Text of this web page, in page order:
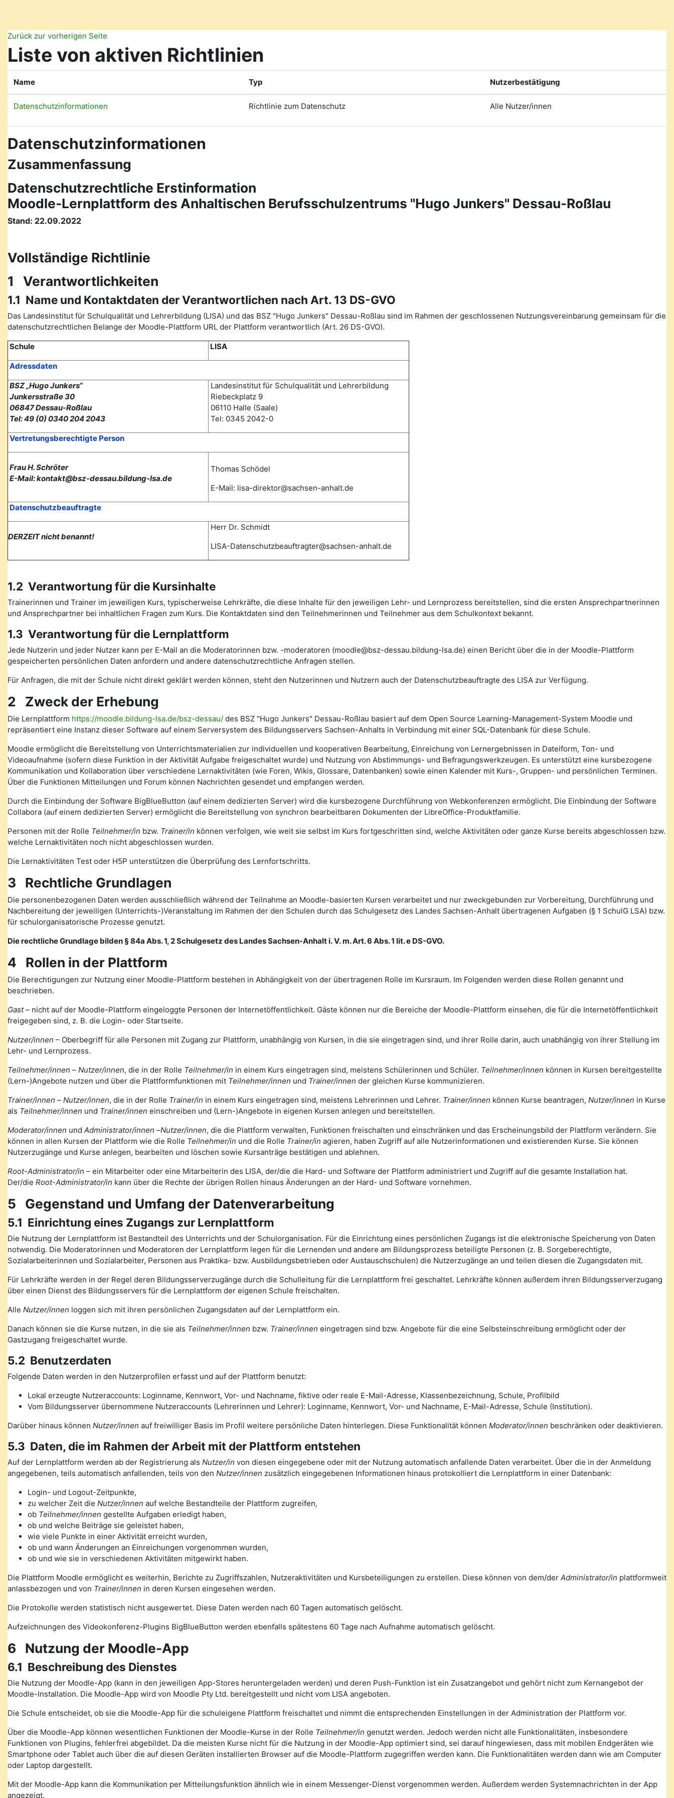
Zurück zur vorherigen Seite
Liste von aktiven Richtlinien
Name Typ Nutzerbestätigung
Datenschutzinformationen Richtlinie zum Datenschutz Alle Nutzer/innen
Datenschutzinformationen
Zusammenfassung
Datenschutzrechtliche Erstinformation
Moodle-Lernplattform des Anhaltischen Berufsschulzentrums "Hugo Junkers" Dessau-Roßlau
Stand: 22.09.2022
Vollständige Richtlinie
1 Verantwortlichkeiten
1.1 Name und Kontaktdaten der Verantwortlichen nach Art. 13 DS-GVO
Das Landesinstitut für Schulqualität und Lehrerbildung (LISA) und das BSZ "Hugo Junkers" Dessau-Roßlau sind im Rahmen der geschlossenen Nutzungsvereinbarung gemeinsam für die
datenschutzrechtlichen Belange der Moodle-Plattform URL der Plattform verantwortlich (Art. 26 DS-GVO).
Schule LISA
Adressdaten
BSZ „Hugo Junkers“
Junkersstraße 30
06847 Dessau-Roßlau
Tel: 49 (0) 0340 204 2043
Landesinstitut für Schulqualität und Lehrerbildung
Riebeckplatz 9
06110 Halle (Saale)
Tel: 0345 2042-0
Vertretungsberechtigte Person
Frau H. Schröter
E-Mail: kontakt@bsz-dessau.bildung-lsa.de
Thomas Schödel
E-Mail: lisa-direktor@sachsen-anhalt.de
Datenschutzbeauftragte
DERZEIT nicht benannt!
Herr Dr. Schmidt
LISA-Datenschutzbeauftragter@sachsen-anhalt.de
1.2 Verantwortung für die Kursinhalte
Trainerinnen und Trainer im jeweiligen Kurs, typischerweise Lehrkräfte, die diese Inhalte für den jeweiligen Lehr- und Lernprozess bereitstellen, sind die ersten Ansprechpartnerinnen
und Ansprechpartner bei inhaltlichen Fragen zum Kurs. Die Kontaktdaten sind den Teilnehmerinnen und Teilnehmer aus dem Schulkontext bekannt.
1.3 Verantwortung für die Lernplattform
Jede Nutzerin und jeder Nutzer kann per E-Mail an die Moderatorinnen bzw. -moderatoren (moodle@bsz-dessau.bildung-lsa.de) einen Bericht über die in der Moodle-Plattform
gespeicherten persönlichen Daten anfordern und andere datenschutzrechtliche Anfragen stellen.
Für Anfragen, die mit der Schule nicht direkt geklärt werden können, steht den Nutzerinnen und Nutzern auch der Datenschutzbeauftragte des LISA zur Verfügung.
2 Zweck der Erhebung
Die Lernplattform https://moodle.bildung-lsa.de/bsz-dessau/ des BSZ "Hugo Junkers" Dessau-Roßlau basiert auf dem Open Source Learning-Management-System Moodle und
repräsentiert eine Instanz dieser Software auf einem Serversystem des Bildungsservers Sachsen-Anhalts in Verbindung mit einer SQL-Datenbank für diese Schule.
Moodle ermöglicht die Bereitstellung von Unterrichtsmaterialien zur individuellen und kooperativen Bearbeitung, Einreichung von Lernergebnissen in Dateiform, Ton- und
Videoaufnahme (sofern diese Funktion in der Aktivität Aufgabe freigeschaltet wurde) und Nutzung von Abstimmungs- und Befragungswerkzeugen. Es unterstützt eine kursbezogene
Kommunikation und Kollaboration über verschiedene Lernaktivitäten (wie Foren, Wikis, Glossare, Datenbanken) sowie einen Kalender mit Kurs-, Gruppen- und persönlichen Terminen.
Über die Funktionen Mitteilungen und Forum können Nachrichten gesendet und empfangen werden.
Durch die Einbindung der Software BigBlueButton (auf einem dedizierten Server) wird die kursbezogene Durchführung von Webkonferenzen ermöglicht. Die Einbindung der Software
Collabora (auf einem dedizierten Server) ermöglicht die Bereitstellung von synchron bearbeitbaren Dokumenten der LibreOffice-Produktfamilie.
Personen mit der Rolle Teilnehmer/in bzw. Trainer/in können verfolgen, wie weit sie selbst im Kurs fortgeschritten sind, welche Aktivitäten oder ganze Kurse bereits abgeschlossen bzw.
welche Lernaktivitäten noch nicht abgeschlossen wurden.
Die Lernaktivitäten Test oder H5P unterstützen die Überprüfung des Lernfortschritts.
3 Rechtliche Grundlagen
Die personenbezogenen Daten werden ausschließlich während der Teilnahme an Moodle-basierten Kursen verarbeitet und nur zweckgebunden zur Vorbereitung, Durchführung und
Nachbereitung der jeweiligen (Unterrichts-)Veranstaltung im Rahmen der den Schulen durch das Schulgesetz des Landes Sachsen-Anhalt übertragenen Aufgaben (§ 1 SchulG LSA) bzw.
für schulorganisatorische Prozesse genutzt.
Die rechtliche Grundlage bilden § 84a Abs. 1, 2 Schulgesetz des Landes Sachsen-Anhalt i. V. m. Art. 6 Abs. 1 lit. e DS-GVO.
4 Rollen in der Plattform
Die Berechtigungen zur Nutzung einer Moodle-Plattform bestehen in Abhängigkeit von der übertragenen Rolle im Kursraum. Im Folgenden werden diese Rollen genannt und
beschrieben.
Gast– nicht auf der Moodle-Plattform eingeloggte Personen der Internetöffentlichkeit. Gäste können nur die Bereiche der Moodle-Plattform einsehen, die für die Internetöffentlichkeit
freigegeben sind, z. B. die Login- oder Startseite.
Nutzer/innen – Oberbegriff für alle Personen mit Zugang zur Plattform, unabhängig von Kursen, in die sie eingetragen sind, und ihrer Rolle darin, auch unabhängig von ihrer Stellung im
Lehr- und Lernprozess.
Teilnehmer/innen – Nutzer/innen, die in der Rolle Teilnehmer/in in einem Kurs eingetragen sind, meistens Schülerinnen und Schüler. Teilnehmer/innen können in Kursen bereitgestellte
(Lern-)Angebote nutzen und über die Plattformfunktionen mit Teilnehmer/innen und Trainer/innen der gleichen Kurse kommunizieren.
Trainer/innen – Nutzer/innen, die in der Rolle Trainer/in in einem Kurs eingetragen sind, meistens Lehrerinnen und Lehrer. Trainer/innen können Kurse beantragen, Nutzer/innen in Kurse
als Teilnehmer/innen und Trainer/innen einschreiben und (Lern-)Angebote in eigenen Kursen anlegen und bereitstellen.
Moderator/innen und Administrator/innen –Nutzer/innen, die die Plattform verwalten, Funktionen freischalten und einschränken und das Erscheinungsbild der Plattform verändern. Sie
können in allen Kursen der Plattform wie die Rolle Teilnehmer/in und die Rolle Trainer/in agieren, haben Zugriff auf alle Nutzerinformationen und existierenden Kurse. Sie können
Nutzerzugänge und Kurse anlegen, bearbeiten und löschen sowie Kursanträge bestätigen und ablehnen.
Root-Administrator/in – ein Mitarbeiter oder eine Mitarbeiterin des LISA, der/die die Hard- und Software der Plattform administriert und Zugriff auf die gesamte Installation hat.
Der/die Root-Administrator/in kann über die Rechte der übrigen Rollen hinaus Änderungen an der Hard- und Software vornehmen.
5 Gegenstand und Umfang der Datenverarbeitung
5.1 Einrichtung eines Zugangs zur Lernplattform
Die Nutzung der Lernplattform ist Bestandteil des Unterrichts und der Schulorganisation. Für die Einrichtung eines persönlichen Zugangs ist die elektronische Speicherung von Daten
notwendig. Die Moderatorinnen und Moderatoren der Lernplattform legen für die Lernenden und andere am Bildungsprozess beteiligte Personen (z. B. Sorgeberechtigte,
Sozialarbeiterinnen und Sozialarbeiter, Personen aus Praktika- bzw. Ausbildungsbetrieben oder Austauschschulen) die Nutzerzugänge an und teilen diesen die Zugangsdaten mit.
Für Lehrkräfte werden in der Regel deren Bildungsserverzugänge durch die Schulleitung für die Lernplattform frei geschaltet. Lehrkräfte können außerdem ihren Bildungsserverzugang
über einen Dienst des Bildungsservers für die Lernplattform der eigenen Schule freischalten.
Alle Nutzer/innen loggen sich mit ihren persönlichen Zugangsdaten auf der Lernplattform ein.
Danach können sie die Kurse nutzen, in die sie als Teilnehmer/innen bzw. Trainer/innen eingetragen sind bzw. Angebote für die eine Selbsteinschreibung ermöglicht oder der
Gastzugang freigeschaltet wurde.
5.2 Benutzerdaten
Folgende Daten werden in den Nutzerprofilen erfasst und auf der Plattform benutzt:
Lokal erzeugte Nutzeraccounts: Loginname, Kennwort, Vor- und Nachname, fiktive oder reale E-Mail-Adresse, Klassenbezeichnung, Schule, Profilbild
Vom Bildungsserver übernommene Nutzeraccounts (Lehrerinnen und Lehrer): Loginname, Kennwort, Vor- und Nachname, E-Mail-Adresse, Schule (Institution).
Darüber hinaus können Nutzer/innen auf freiwilliger Basis im Profil weitere persönliche Daten hinterlegen. Diese Funktionalität können Moderator/innen beschränken oder deaktivieren.
5.3 Daten, die im Rahmen der Arbeit mit der Plattform entstehen
Auf der Lernplattform werden ab der Registrierung als Nutzer/in von diesen eingegebene oder mit der Nutzung automatisch anfallende Daten verarbeitet. Über die in der Anmeldung
angegebenen, teils automatisch anfallenden, teils von den Nutzer/innen zusätzlich eingegebenen Informationen hinaus protokolliert die Lernplattform in einer Datenbank:
Login- und Logout-Zeitpunkte,
zu welcher Zeit die Nutzer/innen auf welche Bestandteile der Plattform zugreifen,
ob Teilnehmer/innen gestellte Aufgaben erledigt haben,
ob und welche Beiträge sie geleistet haben,
wie viele Punkte in einer Aktivität erreicht wurden,
ob und wann Änderungen an Einreichungen vorgenommen wurden,
ob und wie sie in verschiedenen Aktivitäten mitgewirkt haben.
Die Plattform Moodle ermöglicht es weiterhin, Berichte zu Zugriffszahlen, Nutzeraktivitäten und Kursbeteiligungen zu erstellen. Diese können von dem/der Administrator/in plattformweit
anlassbezogen und von Trainer/innen in deren Kursen eingesehen werden.
Die Protokolle werden statistisch nicht ausgewertet. Diese Daten werden nach 60 Tagen automatisch gelöscht.
Aufzeichnungen des Videokonferenz-Plugins BigBlueButton werden ebenfalls spätestens 60 Tage nach Aufnahme automatisch gelöscht.
6 Nutzung der Moodle-App
6.1 Beschreibung des Dienstes
Die Nutzung der Moodle-App (kann in den jeweiligen App-Stores heruntergeladen werden) und deren Push-Funktion ist ein Zusatzangebot und gehört nicht zum Kernangebot der
Moodle-Installation. Die Moodle-App wird von Moodle Pty Ltd. bereitgestellt und nicht vom LISA angeboten.
Die Schule entscheidet, ob sie die Moodle-App für die schuleigene Plattform freischaltet und nimmt die entsprechenden Einstellungen in der Administration der Plattform vor.
Über die Moodle-App können wesentlichen Funktionen der Moodle-Kurse in der Rolle Teilnehmer/in genutzt werden. Jedoch werden nicht alle Funktionalitäten, insbesondere
Funktionen von Plugins, fehlerfrei abgebildet. Da die meisten Kurse nicht für die Nutzung in der Moodle-App optimiert sind, sei darauf hingewiesen, dass mit mobilen Endgeräten wie
Smartphone oder Tablet auch über die auf diesen Geräten installierten Browser auf die Moodle-Plattform zugegriffen werden kann. Die Funktionalitäten werden dann wie am Computer
oder Laptop dargestellt.
Mit der Moodle-App kann die Kommunikation per Mitteilungsfunktion ähnlich wie in einem Messenger-Dienst vorgenommen werden. Außerdem werden Systemnachrichten in der App
angezeigt.